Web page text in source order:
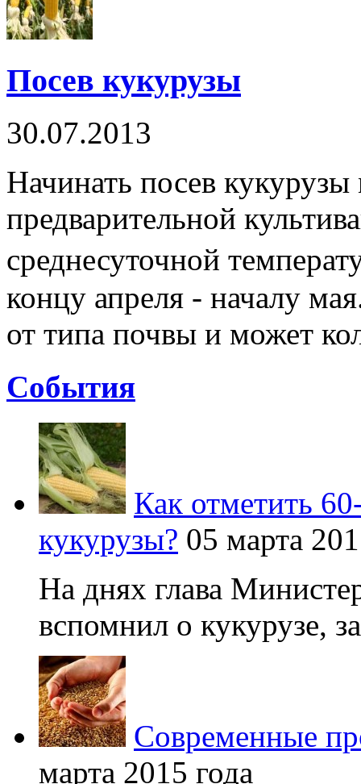
Посев кукурузы
30.07.2013
Начинать посев
предварительной
среднесуточной
концу апреля - началу
от типа почвы и может
Cобытия
Как отметить
кукурузы? 05 марта
На днях глава
вспомнил о кукурузе,
Современные
марта 2015 года